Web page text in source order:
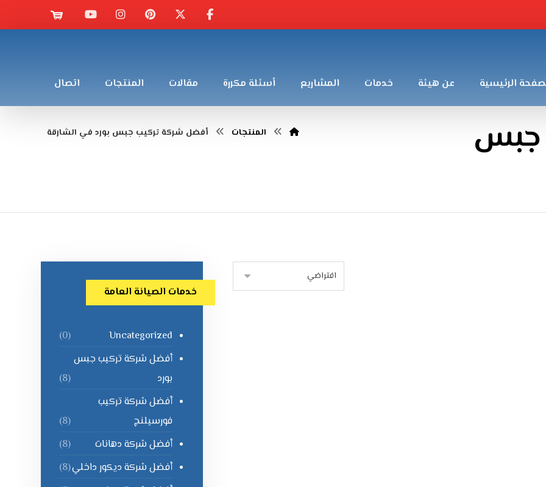
الرئيسية عن هيئة خدمات المشاريع أسئلة مكررة مقالات المنتجات اتصال
جبس
المنتجات أفضل شركة تركيب جبس بورد في الشارقة
خدمات الصيانة العامة
Uncategorized
(0)
أفضل شركة تركيب جبس
بورد
(8)
أفضل شركة تركيب
فورسيلنج
(8)
أفضل شركة دهانات
(8)
أفضل شركة ديكور داخلي(8)